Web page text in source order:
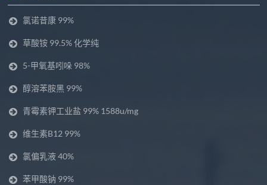
氯诺昔康 99%
草酸铵 99.5% 化学纯
5-甲氧基吲哚 98%
醇溶苯胺黑 99%
青霉素钾工业盐 99% 1588u/mg
维生素B12 99%
氯偏乳液 40%
苯甲酸钠 99%